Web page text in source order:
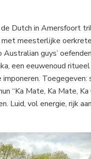
Dutch in Amersfoort
met meesterlijke
Australian guys’
een eeuwenoud
Toegegeven:
“Ka Mate, Ka Mate, Ka
Luid, vol energie, rijk